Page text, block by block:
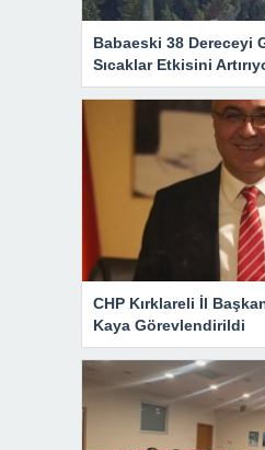
Babaeski 38 Dereceyi
Sıcaklar Etkisini
CHP Kırklareli İl
Kaya Görevlendirildi